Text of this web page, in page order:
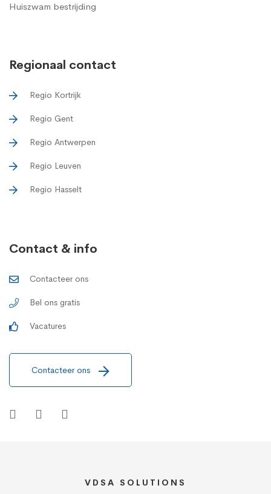
Huiszwam bestrijding
Regionaal contact
Regio Kortrijk
Regio Gent
Regio Antwerpen
Regio Leuven
Regio Hasselt
Contact & info
Contacteer ons
Bel ons gratis
Vacatures
Contacteer ons
VDSA SOLUTIONS